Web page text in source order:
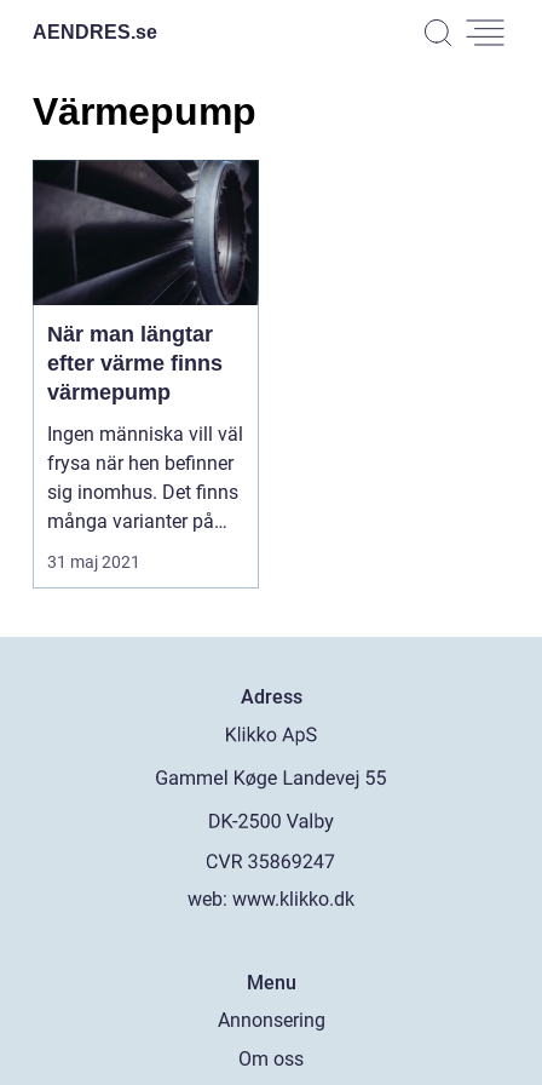
AENDRES.se
Värmepump
När man längtar
efter värme finns
värmepump
Ingen människa vill väl
frysa när hen befinner
sig inomhus. Det finns
många varianter på
hur man gör...
31 maj 2021
Adress
web: www.klikko.dk
Menu
Annonsering
Om oss